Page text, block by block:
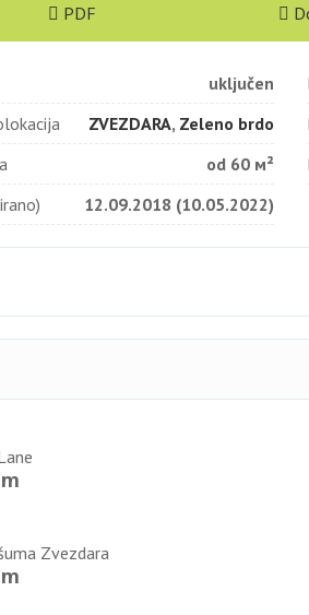
PDF
uključen
ZVEZDARA, Zeleno brdo
od 60 м²
12.09.2018 (10.05.2022)
Zvezdara